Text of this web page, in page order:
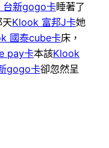
台新gogo卡睡著了
天Klook 富邦J卡她
國泰cube卡床，
pay卡本該Klook
gogo卡卻忽然呈